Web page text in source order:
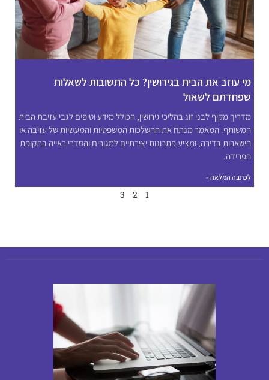
מי עוזב את הבית בגירושין? כל התשובות לשאלות
שפחדתם לשאול
מדריך מקיף לבני זוג בהליכי גירושין, הכולל מידע וטיפים לגבי עזיבת הבית
המשותף. המאמר מנתח את ההשלכות המשפטיות והמעשיות של עזיבה או
הישארות בדירה, ומציע פתרונות יצירתיים למגורים והסדרי ראייה בתקופת
הפרידה.
לכתבה המלאה »
1
2
3